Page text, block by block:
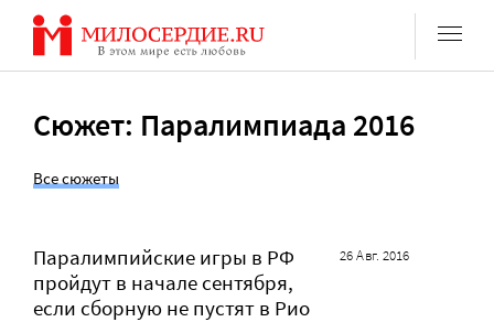
Перейти
содержанию
Сюжет: Паралимпиада 2016
Все сюжеты
Паралимпийские игры в РФ
пройдут в начале сентября,
если сборную не пустят в Рио
26 Авг. 2016